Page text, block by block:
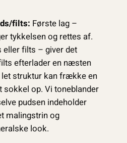
filts: Første lag –
tykkelsen og rettes af.
eller filts – giver det
efterlader en næsten
struktur kan frække en
sokkel op. Vi tone­blander
pudsen indeholder
malingstrin og
look.